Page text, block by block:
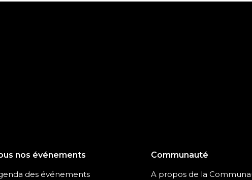
nos événements
des événements
Communauté
A propos de la